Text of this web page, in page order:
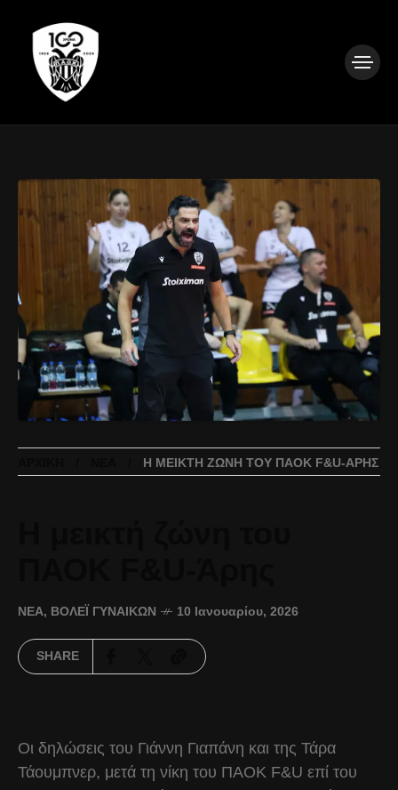
Η ΜΕΙΚΤΉ ΖΏΝΗ ΤΟΥ ΠΑΟΚ F&U-ΆΡΗΣ
ΝΈΑ, ΒΌΛΕΪ ΓΥΝΑΙΚΏΝ 10 Ιανουαρίου, 2026
SHARE
Οι δηλώσεις του Γιάννη Γιαπάνη και της Τάρα
Τάουμπνερ, μετά τη νίκη του ΠΑΟΚ F&U επί του